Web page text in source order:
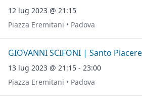
12 lug 2023 @ 21:15
Piazza Eremitani • Padova
13 lug 2023 @ 21:15 - 23:00
Piazza Eremitani • Padova